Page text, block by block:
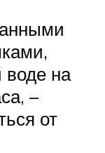
на
–
от